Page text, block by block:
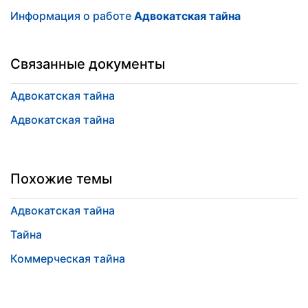
Информация о работе Адвокатская тайна
Связанные документы
Адвокатская тайна
Адвокатская тайна
Похожие темы
Адвокатская тайна
Тайна
Коммерческая тайна